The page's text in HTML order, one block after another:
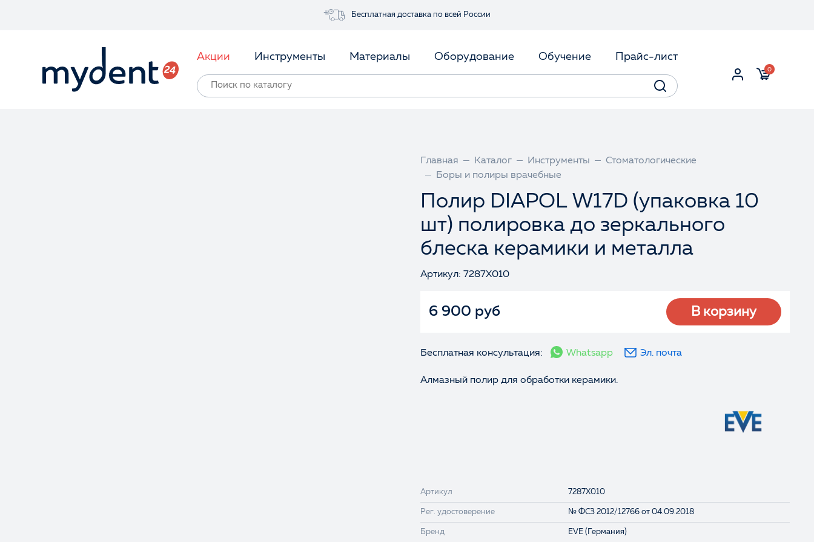
Бесплатная доставка по всей России
Акции Инструменты Материалы Оборудование Обучение Прайс-лист
0
Главная Каталог Инструменты
Стоматологические
Боры и полиры врачебные
Полир DIAPOL W17D (упаковка 10
шт) полировка до зеркального
блеска керамики и металла
Артикул: 7287X010
6 900 руб В корзину
Бесплатная консультация: Whatsapp Эл. почта
Алмазный полир для обработки керамики.
Артикул 7287X010
Рег. удостоверение № ФСЗ 2012/12766 от 04.09.2018
Бренд EVE (Германия)